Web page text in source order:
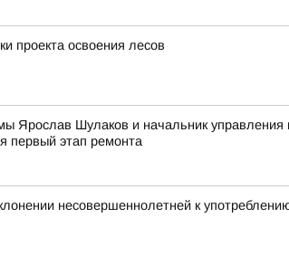
проекта освоения лесов
Ярослав Шулаков и начальник
первый этап ремонта
несовершеннолетней к